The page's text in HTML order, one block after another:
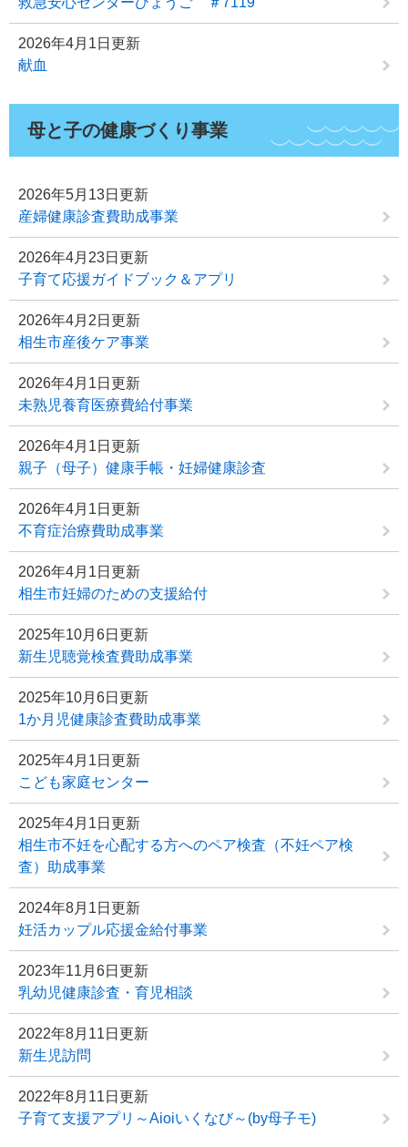
2026年4月1日更新
献血
母と子の健康づくり事業
2026年5月13日更新
産婦健康診査費助成事業
2026年4月23日更新
子育て応援ガイドブック＆アプリ
2026年4月2日更新
相生市産後ケア事業
2026年4月1日更新
未熟児養育医療費給付事業
2026年4月1日更新
親子（母子）健康手帳・妊婦健康診査
2026年4月1日更新
不育症治療費助成事業
2026年4月1日更新
相生市妊婦のための支援給付
2025年10月6日更新
新生児聴覚検査費助成事業
2025年10月6日更新
1か月児健康診査費助成事業
2025年4月1日更新
こども家庭センター
2025年4月1日更新
相生市不妊を心配する方へのペア検査（不妊ペア検
査）助成事業
2024年8月1日更新
妊活カップル応援金給付事業
2023年11月6日更新
乳幼児健康診査・育児相談
2022年8月11日更新
新生児訪問
2022年8月11日更新
子育て支援アプリ～Aioiいくなび～(by母子モ)